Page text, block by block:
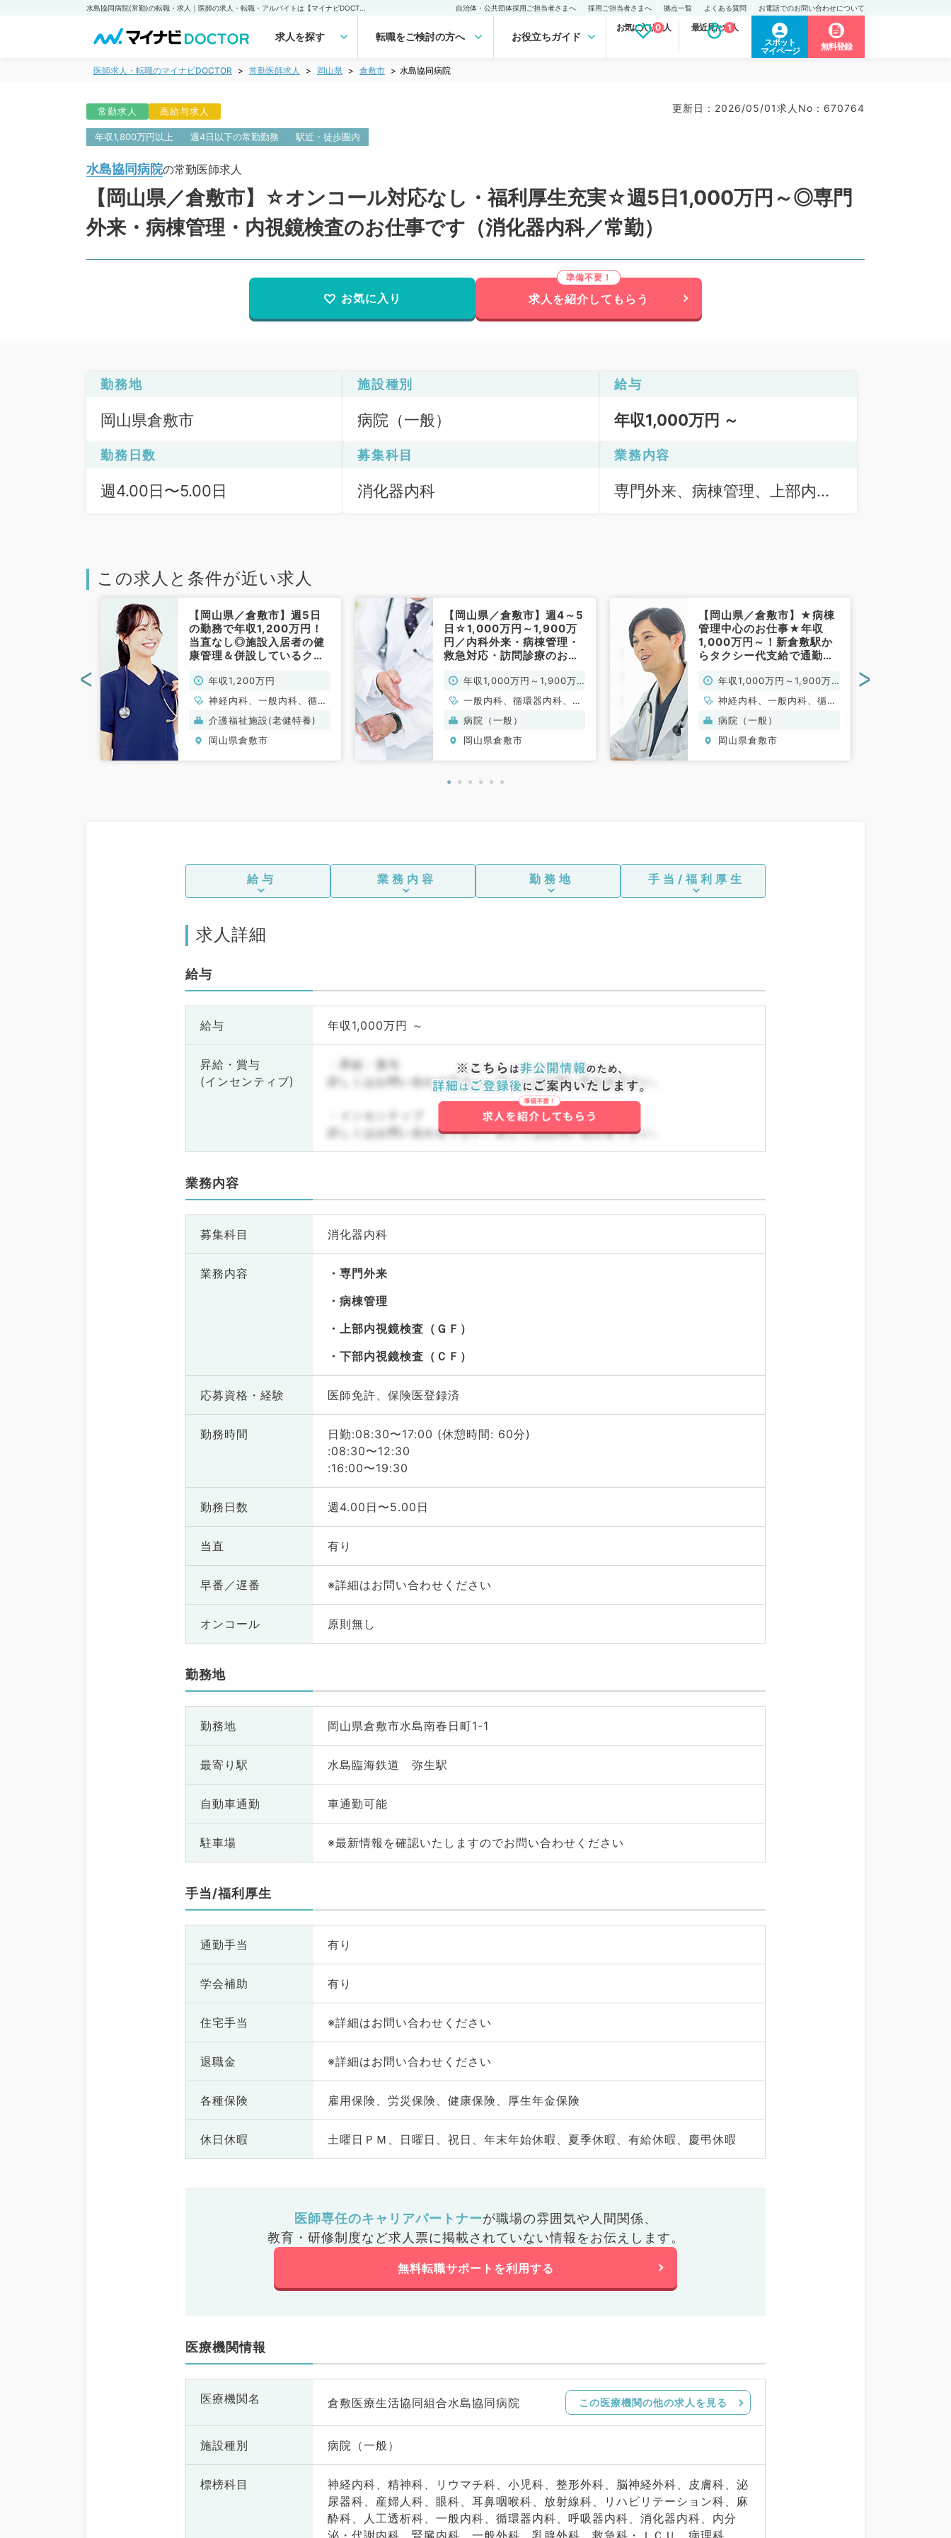
自治体・公共団体採用ご担当者さまへ 採用ご担当者さまへ 拠点一覧 よくある質問 お電話でのお問い合わせについて
求人を探す 転職をご検討の方へ お役立ちガイド
お気に入り求人
0 最近見た求人
1
スポット
マイページ
無料登録
医師求人・転職のマイナビDOCTOR 常勤医師求人 岡山県 倉敷市 水島協同病院
常勤求人 高給与求人 更新日 : 2026/05/01求人No : 670764
年収1,800万円以上 週4日以下の常勤勤務 駅近・徒歩圏内
水島協同病院の常勤医師求人
【岡山県／倉敷市】☆オンコール対応なし・福利厚生充実☆週5日1,000万円～◎専門
外来・病棟管理・内視鏡検査のお仕事です（消化器内科／常勤）
お気に入り 求人を紹介してもらう
勤務地
岡山県倉敷市
施設種別
病院（一般）
給与
年収1,000万円 ～
勤務日数
週4.00日〜5.00日
募集科目
消化器内科
業務内容
専門外来、病棟管理、上部内視
この求人と条件が近い求人
【岡山県／倉敷市】週5日
の勤務で年収1,200万円！
当直なし◎施設入居者の健
康管理＆併設しているクリ
科系／常勤）
年収1,200万円
神経内科、一般内科、循環
器内科、呼吸器内科、消化
器内科、内分泌・代謝内
科、腎臓内科、老年内科、
介護福祉施設(老健特養)
岡山県倉敷市
【岡山県／倉敷市】週4～5
日☆1,000万円～1,900万
円／内科外来・病棟管理・
救急対応・訪問診療のお仕
科系／常勤）
年収1,000万円～1,900万
一般内科、循環器内科、消
化器内科、救急科・ＩＣＵ
病院（一般）
岡山県倉敷市
【岡山県／倉敷市】★病棟
管理中心のお仕事★年収
1,000万円～！新倉敷駅か
らタクシー代支給で通勤ラ
年収1,000万円～1,900万
円
神経内科、一般内科、循環
器内科、呼吸器内科、消化
器内科、内分泌・代謝内
科、腎臓内科、老年内科、
病院（一般）
岡山県倉敷市
< >
給与 業務内容 勤務地 手当/福利厚生
求人詳細
給与
給与 年収1,000万円 ～
昇給・賞与
(インセンティブ)
・昇給・賞与
詳しくはお問い合わせ下さい。詳しくはお問い合わせ下さい。
・インセンティブ
詳しくはお問い合わせ下さい。詳しくはお問い合わせ下さい。
業務内容
募集科目 消化器内科
業務内容
専門外来
病棟管理
上部内視鏡検査（ＧＦ）
下部内視鏡検査（ＣＦ）
応募資格・ 経験 医師免許、保険医登録済
勤務時間
日勤:08:30〜17:00 (休憩時間: 60分)
:08:30〜12:30
:16:00〜19:30
勤務日数 週4.00日〜5.00日
当直 有り
早番／遅番 ※詳細はお問い合わせください
オンコール 原則無し
勤務地
勤務地 岡山県倉敷市水島南春日町1-1
最寄り駅 水島臨海鉄道 弥生駅
自動車通勤 車通勤可能
駐車場 ※最新情報を確認いたしますのでお問い合わせください
手当/福利厚生
通勤手当 有り
学会補助 有り
住宅手当 ※詳細はお問い合わせください
退職金 ※詳細はお問い合わせください
各種保険 雇用保険、労災保険、健康保険、厚生年金保険
休日休暇 土曜日ＰＭ、日曜日、祝日、年末年始休暇、夏季休暇、有給休暇、慶弔休暇
医師専任のキャリアパートナーが職場の雰囲気や人間関係、
教育・研修制度など求人票に掲載されていない情報をお伝えします。
無料転職サポートを利用する
医療機関情報
医療機関名 倉敷医療生活協同組合水島協同病院 この医療機関の他の求人を見る
施設種別 病院（一般）
標榜科目
神経内科、精神科、リウマチ科、小児科、整形外科、脳神経外科、皮膚科、泌
尿器科、産婦人科、眼科、耳鼻咽喉科、放射線科、リハビリテーション科、麻
酔科、人工透析科、一般内科、循環器内科、呼吸器内科、消化器内科、内分
泌・代謝内科、腎臓内科、一般外科、乳腺外科、救急科・ＩＣＵ、病理科